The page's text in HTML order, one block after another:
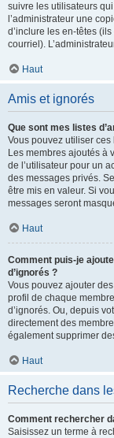
suivre les utilisateurs
l’administrateur une
d’inclure les en-têtes
courriel).
Haut
Amis et ignorés
Que sont mes listes
Vous pouvez utiliser
Les membres ajoutés à
de l’utilisateur pour un
des messages privés.
être mis en valeur. Si
messages seront
Haut
Comment puis-je
d’ignorés ?
Vous pouvez ajouter
profil de chaque
d’ignorés. Ou, depuis
directement des
également supprimer
Haut
Recherche dans
Comment rechercher
Saisissez un terme à